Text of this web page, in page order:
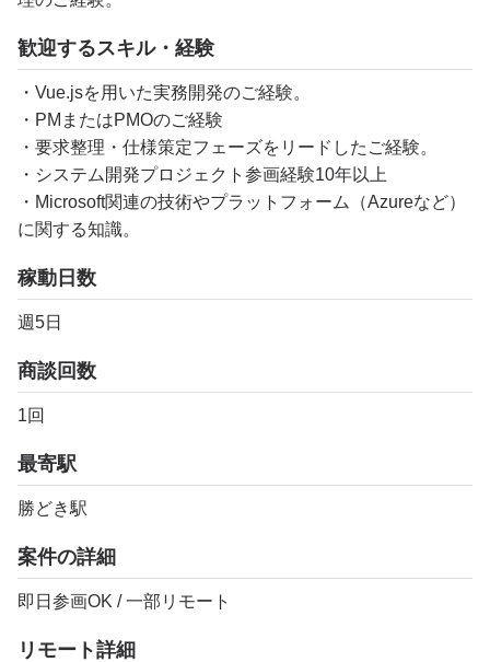
歓迎するスキル・経験
・Vue.jsを用いた実務開発のご経験。
・PMまたはPMOのご経験
・要求整理・仕様策定フェーズをリードしたご経験。
・システム開発プロジェクト参画経験10年以上
・Microsoft関連の技術やプラットフォーム（Azureなど）
に関する知識。
稼動日数
週5日
商談回数
1回
最寄駅
勝どき駅
案件の詳細
即日参画OK / 一部リモート
リモート詳細